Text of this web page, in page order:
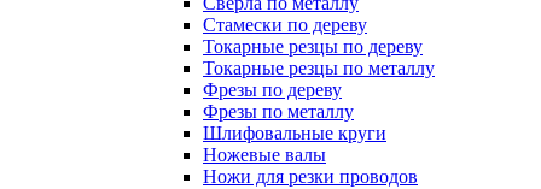
Стамески по дереву
Токарные резцы по дереву
Токарные резцы по металлу
Фрезы по дереву
Фрезы по металлу
Шлифовальные круги
Ножевые валы
Ножи для резки проводов